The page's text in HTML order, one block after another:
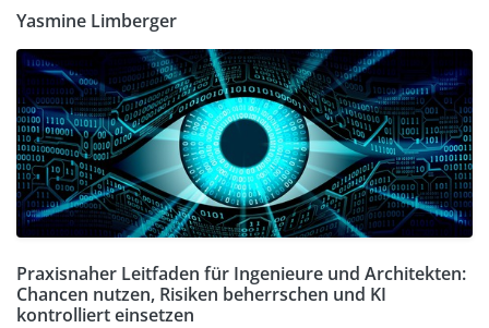
Yasmine Limberger
Praxisnaher Leitfaden für Ingenieure und Architekten:
Chancen nutzen, Risiken beherrschen und KI
kontrolliert einsetzen